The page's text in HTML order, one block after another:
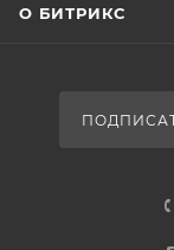
О БИТРИКС